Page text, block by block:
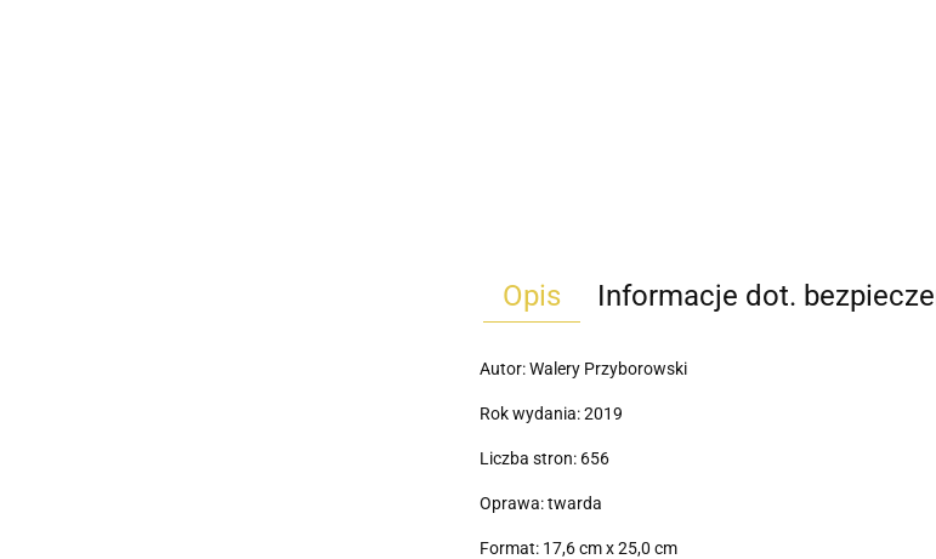
Opis Informacje dot.
Autor: Walery Przyborowski
Rok wydania: 2019
Liczba stron: 656
Oprawa: twarda
Format: 17,6 cm x 25,0 cm